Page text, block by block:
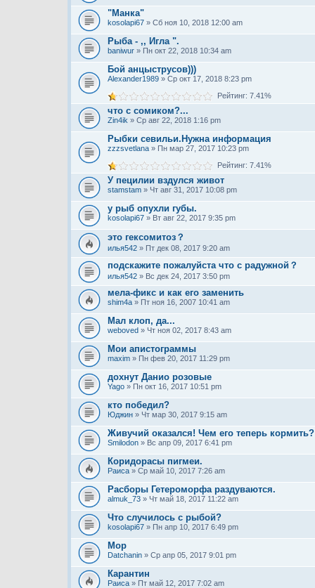
"Манка"
kosolapi67 » Сб ноя 10, 2018 12:00 am
Рыба - ,, Игла ".
baniwur » Пн окт 22, 2018 10:34 am
Бой анцыструсов)))
Alexander1989 » Ср окт 17, 2018 8:23 pm
Рейтинг: 7.41%
что с сомиком?...
Zin4ik » Ср авг 22, 2018 1:16 pm
Рыбки севильи.Нужна информация
zzzsvetlana » Пн мар 27, 2017 10:23 pm
Рейтинг: 7.41%
У пецилии вздулся живот
stamstam » Чт авг 31, 2017 10:08 pm
у рыб опухли губы.
kosolapi67 » Вт авг 22, 2017 9:35 pm
это гексомитоз？
илья542 » Пт дек 08, 2017 9:20 am
подскажите пожалуйста что с радужной？
илья542 » Вс дек 24, 2017 3:50 pm
мела-фикс и как его заменить
shim4a » Пт ноя 16, 2007 10:41 am
Мал клоп, да...
weboved » Чт ноя 02, 2017 8:43 am
Мои апистограммы
maxim » Пн фев 20, 2017 11:29 pm
дохнут Данио розовые
Yago » Пн окт 16, 2017 10:51 pm
кто победил?
Юджин » Чт мар 30, 2017 9:15 am
Живучий оказался! Чем его теперь кормить?
Smilodon » Вс апр 09, 2017 6:41 pm
Коридорасы пигмеи.
Раиса » Ср май 10, 2017 7:26 am
Расборы Гетероморфа раздуваются.
almuk_73 » Чт май 18, 2017 11:22 am
Что случилось с рыбой?
kosolapi67 » Пн апр 10, 2017 6:49 pm
Мор
Datchanin » Ср апр 05, 2017 9:01 pm
Карантин
Раиса » Пт май 12, 2017 7:02 am